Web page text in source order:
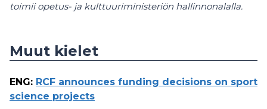
toimii opetus- ja kulttuuriministeriön hallinnonalalla.
Muut kielet
ENG: RCF announces funding decisions on sport
science projects